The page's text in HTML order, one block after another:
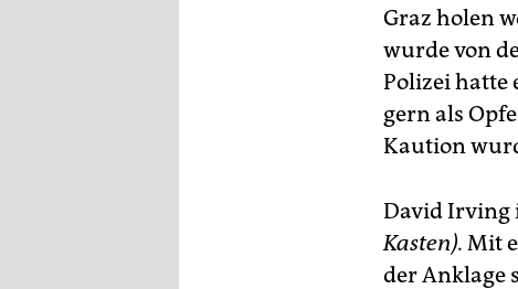
Graz holen
wurde von
Polizei hatte
gern als
Kaution
David Irving
Kasten). Mit
der Anklage